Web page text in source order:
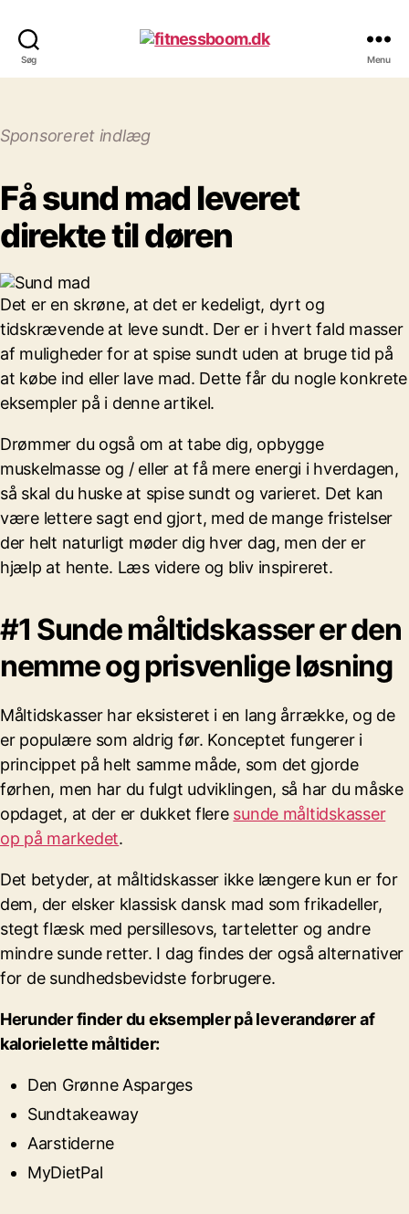
Søg Menu
Sponsoreret indlæg
Få sund mad leveret
direkte til døren
Det er en skrøne, at det er kedeligt, dyrt og
tidskrævende at leve sundt. Der er i hvert fald masser
af muligheder for at spise sundt uden at bruge tid på
at købe ind eller lave mad. Dette får du nogle konkrete
eksempler på i denne artikel.
Drømmer du også om at tabe dig, opbygge
muskelmasse og / eller at få mere energi i hverdagen,
så skal du huske at spise sundt og varieret. Det kan
være lettere sagt end gjort, med de mange fristelser
der helt naturligt møder dig hver dag, men der er
hjælp at hente. Læs videre og bliv inspireret.
#1 Sunde måltidskasser er den
nemme og prisvenlige løsning
Måltidskasser har eksisteret i en lang årrække, og de
er populære som aldrig før. Konceptet fungerer i
princippet på helt samme måde, som det gjorde
førhen, men har du fulgt udviklingen, så har du måske
opdaget, at der er dukket flere sunde måltidskasser
op på markedet.
Det betyder, at måltidskasser ikke længere kun er for
dem, der elsker klassisk dansk mad som frikadeller,
stegt flæsk med persillesovs, tarteletter og andre
mindre sunde retter. I dag findes der også alternativer
for de sundhedsbevidste forbrugere.
Herunder finder du eksempler på leverandører af
kalorielette måltider:
Den Grønne Asparges
Sundtakeaway
Aarstiderne
MyDietPal